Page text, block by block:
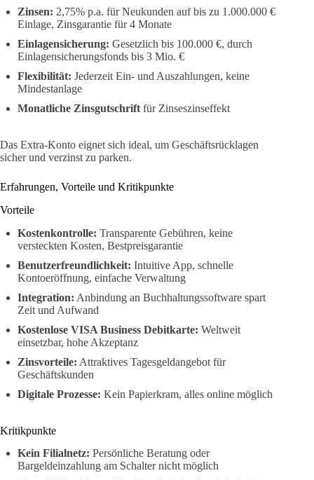
Zinsen: 2,75% p.a. für Neukunden auf bis zu 1.000.000 €
Einlage, Zinsgarantie für 4 Monate
Einlagensicherung: Gesetzlich bis 100.000 €, durch
Einlagensicherungsfonds bis 3 Mio. €
Flexibilität: Jederzeit Ein- und Auszahlungen, keine
Mindestanlage
Monatliche Zinsgutschrift für Zinseszinseffekt
Das Extra-Konto eignet sich ideal, um Geschäftsrücklagen
sicher und verzinst zu parken.
Erfahrungen, Vorteile und Kritikpunkte
Vorteile
Kostenkontrolle: Transparente Gebühren, keine
versteckten Kosten, Bestpreisgarantie
Benutzerfreundlichkeit: Intuitive App, schnelle
Kontoeröffnung, einfache Verwaltung
Integration: Anbindung an Buchhaltungssoftware spart
Zeit und Aufwand
Kostenlose VISA Business Debitkarte: Weltweit
einsetzbar, hohe Akzeptanz
Zinsvorteile: Attraktives Tagesgeldangebot für
Geschäftskunden
Digitale Prozesse: Kein Papierkram, alles online möglich
Kritikpunkte
Kein Filialnetz: Persönliche Beratung oder
Bargeldeinzahlung am Schalter nicht möglich